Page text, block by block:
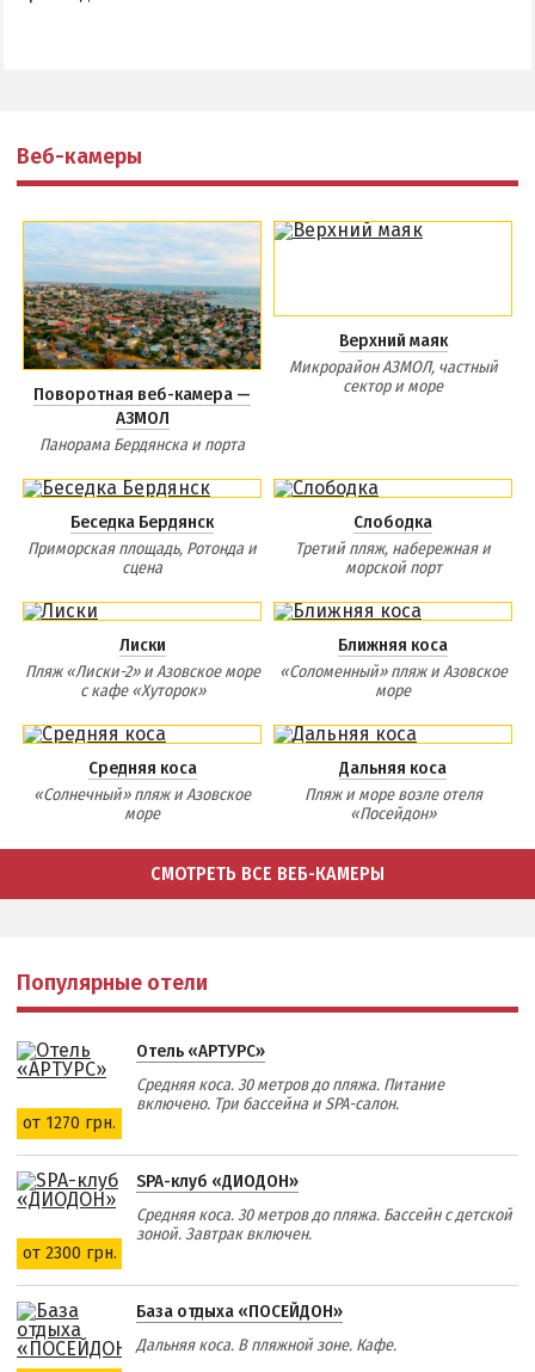
Веб-камеры
Поворотная веб-камера —
АЗМОЛ
Панорама Бердянска и порта
Верхний маяк
Микрорайон АЗМОЛ, частный
сектор и море
Беседка Бердянск
Приморская площадь, Ротонда и
сцена
Слободка
Третий пляж, набережная и
морской порт
Лиски
Пляж «Лиски-2» и Азовское море
с кафе «Хуторок»
Ближняя коса
«Соломенный» пляж и Азовское
море
Средняя коса
«Солнечный» пляж и Азовское
море
Дальняя коса
Пляж и море возле отеля
«Посейдон»
СМОТРЕТЬ ВСЕ ВЕБ-КАМЕРЫ
Популярные отели
от 1270 грн.
Отель «АРТУРС»
Средняя коса. 30 метров до пляжа. Питание
включено. Три бассейна и SPA-салон.
от 2300 грн.
SPA-клуб «ДИОДОН»
Средняя коса. 30 метров до пляжа. Бассейн с детской
зоной. Завтрак включен.
База отдыха «ПОСЕЙДОН»
Дальняя коса. В пляжной зоне. Кафе.